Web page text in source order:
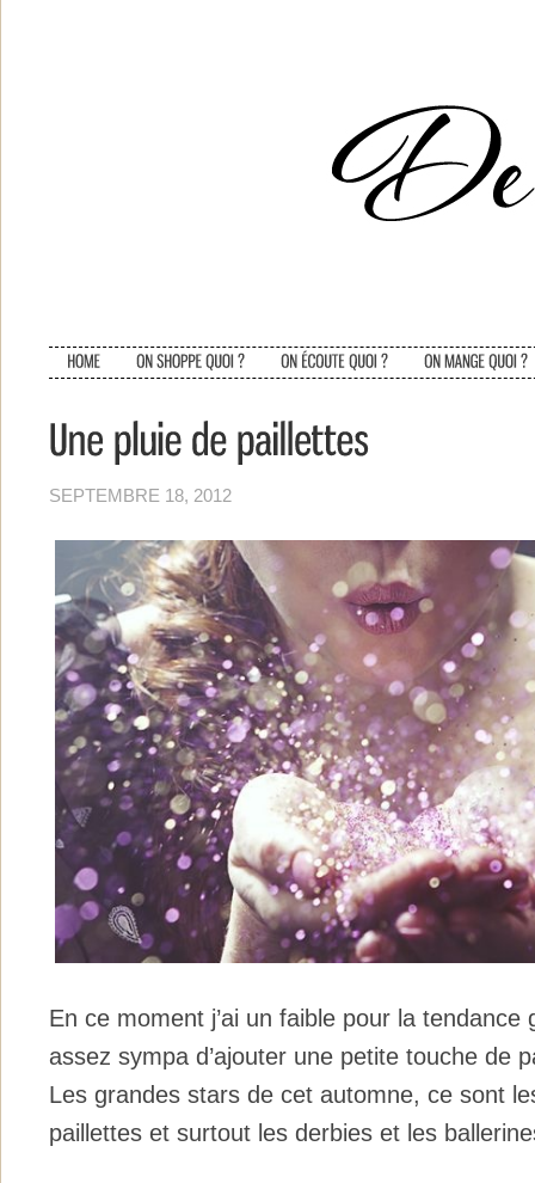
SEPTEMBRE 18, 2012
En ce moment j’ai un faible pour la tendance
assez sympa d’ajouter une petite touche de
Les grandes stars de cet automne, ce sont
paillettes et surtout les derbies et les